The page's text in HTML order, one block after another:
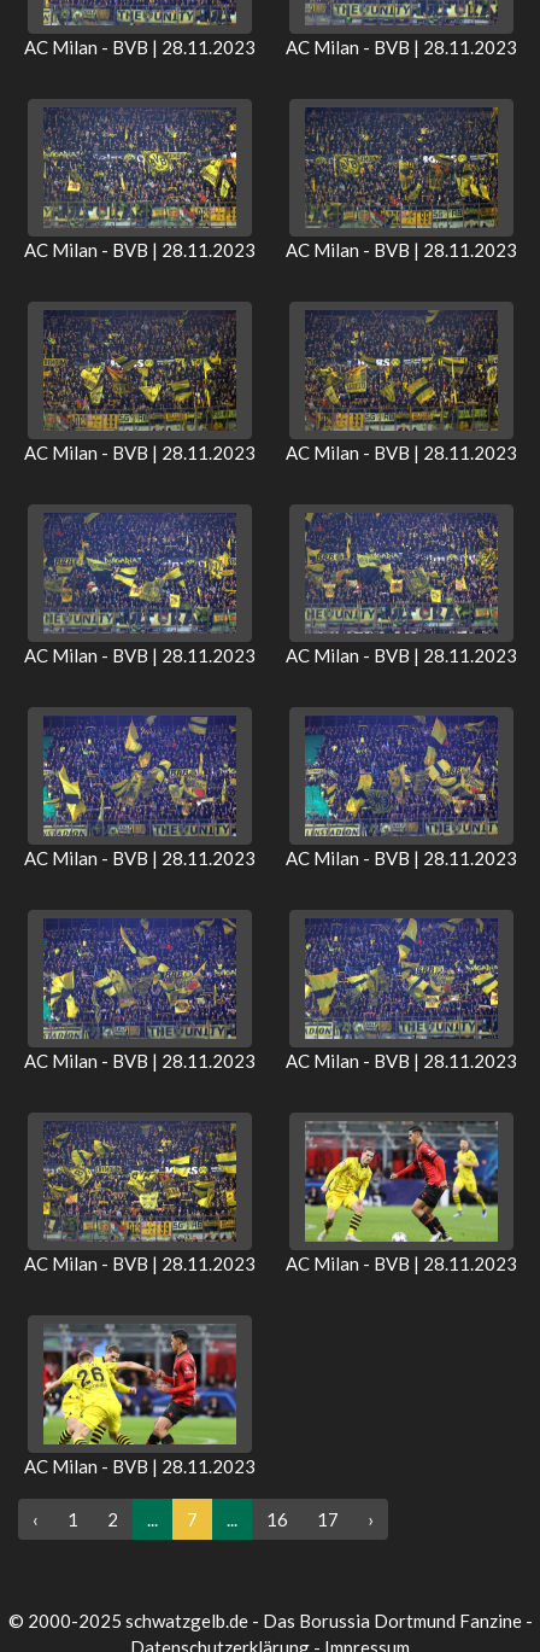
AC Milan - BVB | 28.11.2023 AC Milan - BVB | 28.11.2023
AC Milan - BVB | 28.11.2023 AC Milan - BVB | 28.11.2023
AC Milan - BVB | 28.11.2023 AC Milan - BVB | 28.11.2023
AC Milan - BVB | 28.11.2023 AC Milan - BVB | 28.11.2023
AC Milan - BVB | 28.11.2023 AC Milan - BVB | 28.11.2023
AC Milan - BVB | 28.11.2023 AC Milan - BVB | 28.11.2023
AC Milan - BVB | 28.11.2023 AC Milan - BVB | 28.11.2023
AC Milan - BVB | 28.11.2023
‹ 1 2 ... 7 ... 16 17 ›
© 2000-2025 schwatzgelb.de - Das Borussia Dortmund Fanzine -
Datenschutzerklärung - Impressum